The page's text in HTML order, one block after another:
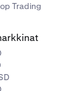
Trading